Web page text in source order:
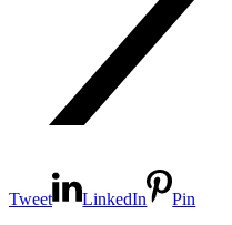
Tweet LinkedIn
Pin